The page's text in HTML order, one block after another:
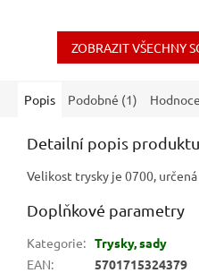
ZOBRAZIT VŠECHNY
Popis Podobné (1)
Detailní popis produktu
Velikost trysky je 0700,
Doplňkové parametry
Kategorie: Trysky, sady
EAN: 5701715324379